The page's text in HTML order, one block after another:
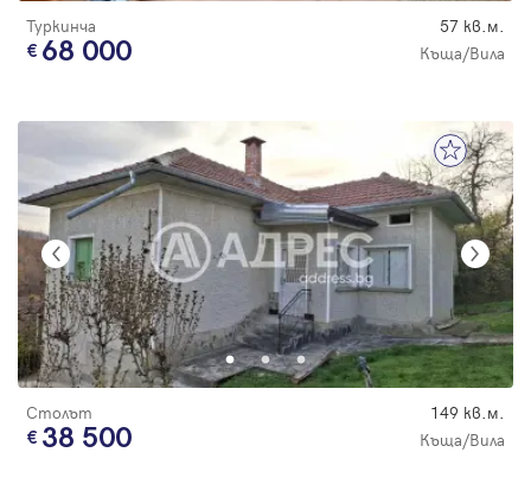
Туркинча 57 кв.м.
68 000 Къща/Вила
Столът 149 кв.м.
38 500 Къща/Вила